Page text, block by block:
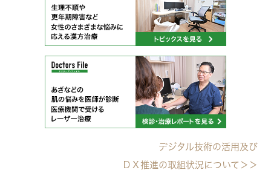
デジタル技術の活用及び
ＤＸ推進の取組状況について＞＞